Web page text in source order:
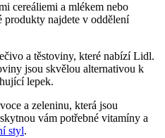
cereáliemi a mlékem nebo
produkty⁣ najdete v oddělení
a těstoviny, které nabízí Lidl.
jsou skvělou alternativou k
lepek.
a zeleninu, která jsou
vám potřebné vitamíny a
styl.